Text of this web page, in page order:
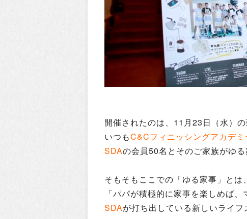
開催されたのは、11月23日（水）の
いつもC&Cフィニッシングアカデミ
SDAの会員50名とそのご家族がゆ
そもそもここでの「ゆる家事」とは、
「パパが積極的に家事を楽しめば
SDAが打ち出している新しいライ